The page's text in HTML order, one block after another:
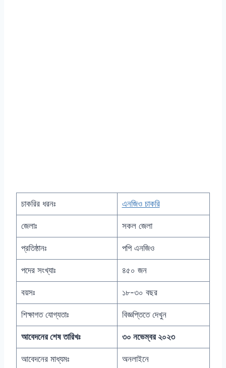
চাকরির ধরনঃ এনজিও চাকরি
জেলাঃ সকল জেলা
প্রতিষ্ঠানঃ পপি এনজিও
পদের সংখ্যাঃ ৪৫০ জন
বয়সঃ ১৮-৩০ বছর
শিক্ষাগত যোগ্যতাঃ বিজ্ঞপ্তিতে দেখুন
আবেদনের শেষ তারিখঃ ৩০ নভেম্বর ২০২৩
আবেদনের মাধ্যমঃ অনলাইনে